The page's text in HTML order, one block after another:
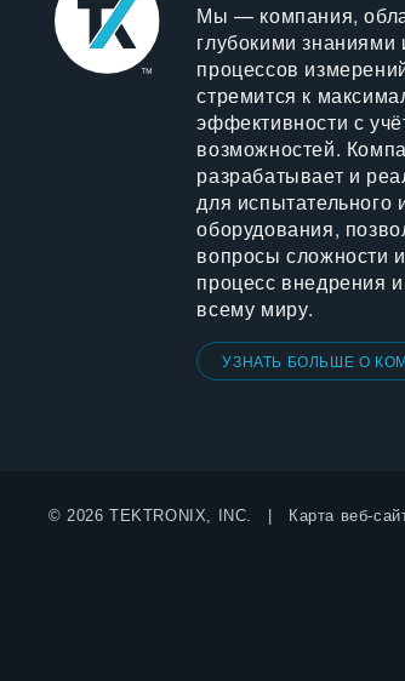
Мы — компания,
глубокими
процессов
стремится к
эффективности с
возможностей.
разрабатывает и
для испытательного
оборудования,
вопросы сложности
процесс внедрения
всему миру.
УЗНАТЬ БОЛЬШЕ О
© 2026 TEKTRONIX, INC. Карта веб-